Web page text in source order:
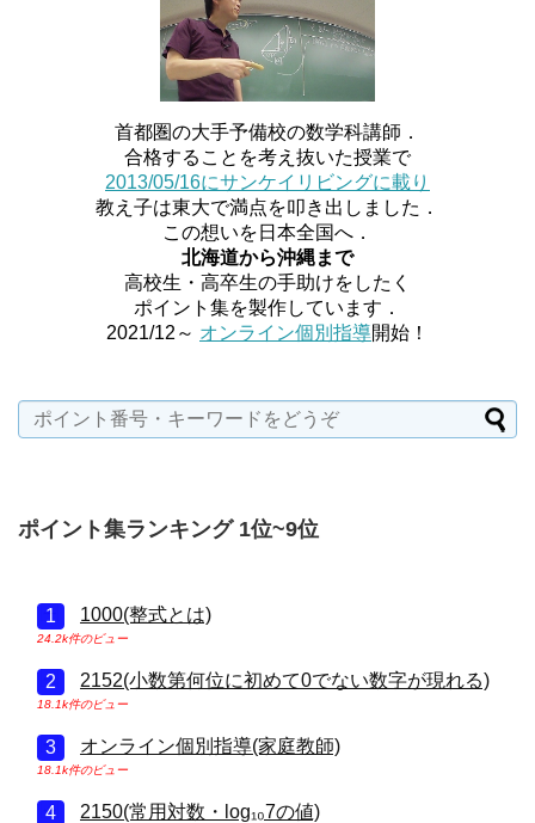
首都圏の大手予備校の数学科講師．
合格することを考え抜いた授業で
2013/05/16にサンケイリビングに載り
教え子は東大で満点を叩き出しました．
この想いを日本全国へ．
北海道から沖縄まで
高校生・高卒生の手助けをしたく
ポイント集を製作しています．
2021/12～ オンライン個別指導開始！
ポイント集ランキング 1位~9位
1000(整式とは)
24.2k件のビュー
2152(小数第何位に初めて0でない数字が現れる)
18.1k件のビュー
オンライン個別指導(家庭教師)
18.1k件のビュー
2150(常用対数・log₁₀7の値)